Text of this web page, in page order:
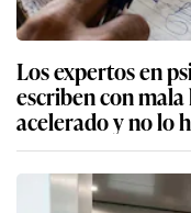
Los expertos en
escriben con
acelerado y no lo